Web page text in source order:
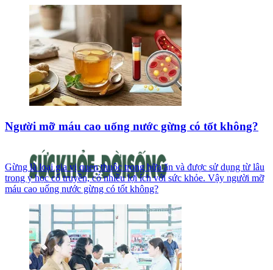
Người mỡ máu cao uống nước gừng có tốt không?
Gừng là loại gia vị quen thuộc trong bữa ăn và được sử dụng từ lâu
trong y học cổ truyền, có nhiều lợi ích với sức khỏe. Vậy người mỡ
máu cao uống nước gừng có tốt không?